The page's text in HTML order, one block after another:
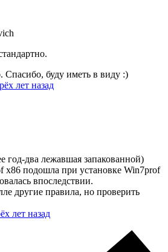
Спасибо, буду иметь в виду :)
лет назад
год-два лежавшая запакованной)
x86 подошла при установке Win7prof
впоследствии.
другие правила, но проверить
лет назад